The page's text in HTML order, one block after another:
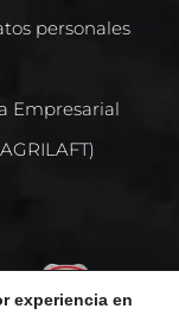
personales
Empresarial
experiencia en